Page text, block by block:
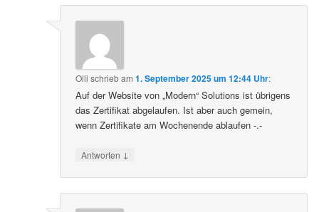
Olli schriebam1. September 2025 um 12:44 Uhr:
Auf der Website von „Modern“ Solutions ist übrigens
das Zertifikat abgelaufen. Ist aber auch gemein,
wenn Zertifikate am Wochenende ablaufen -.-
Antworten ↓